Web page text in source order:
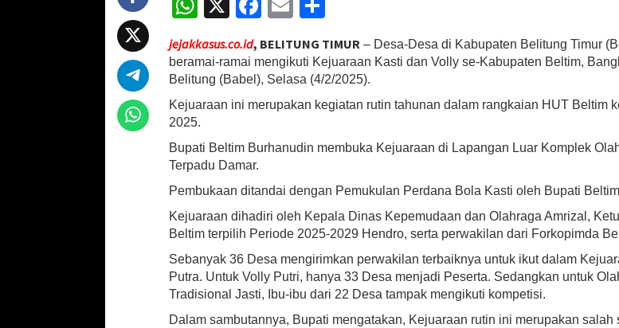
t
d
a
n
o
y
h
at
sA
p
p
b
o
o
ai
l
ar
e
jejakkasus.co.id, BELITUNG TIMUR – Desa-Desa di Kabupaten Belitung Timur
beramai-ramai mengikuti Kejuaraan Kasti dan Volly se-Kabupaten Beltim,
Belitung (Babel), Selasa (4/2/2025).
Kejuaraan ini merupakan kegiatan rutin tahunan dalam rangkaian HUT Beltim
2025.
Bupati Beltim Burhanudin membuka Kejuaraan di Lapangan Luar Komplek
Terpadu Damar.
Pembukaan ditandai dengan Pemukulan Perdana Bola Kasti oleh Bupati
Kejuaraan dihadiri oleh Kepala Dinas Kepemudaan dan Olahraga Amrizal,
Beltim terpilih Periode 2025-2029 Hendro, serta perwakilan dari Forkopimda
Sebanyak 36 Desa mengirimkan perwakilan terbaiknya untuk ikut dalam
Putra. Untuk Volly Putri, hanya 33 Desa menjadi Peserta. Sedangkan untuk
Tradisional Jasti, Ibu-ibu dari 22 Desa tampak mengikuti kompetisi.
Dalam sambutannya, Bupati mengatakan, Kejuaraan rutin ini merupakan salah